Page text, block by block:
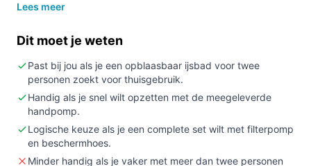
Kopen als:
filterpomp en beschermhoes wordt geleverd.
Niet kopen als:je verlichting of een vaste, niet-
opblaasbare installatie nodig hebt (dit model heeft
geen verlichting en is opblaasbaar).
Belangrijkste check:
afmetingen in de officiële specificaties: in de
producttitel staat 420 liter, maar in de specificaties
Lees meer
Dit moet je weten
Past bij jou als je een opblaasbaar ijsbad voor twee
personen zoekt voor thuisgebruik.
Handig als je snel wilt opzetten met de meegeleverde
handpomp.
Logische keuze als je een complete set wilt met filterpomp
en beschermhoes.
Minder handig als je vaker met meer dan twee personen